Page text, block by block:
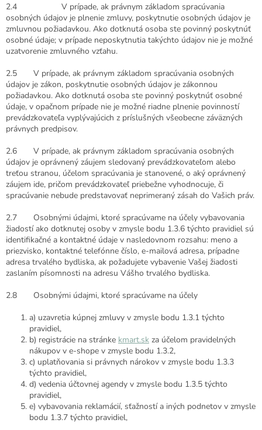
2.4 V prípade, ak právnym základom spracúvania
osobných údajov je plnenie zmluvy, poskytnutie osobných údajov je
zmluvnou požiadavkou. Ako dotknutá osoba ste povinný poskytnúť
osobné údaje; v prípade neposkytnutia takýchto údajov nie je možné
uzatvorenie zmluvného vzťahu.
2.5 V prípade, ak právnym základom spracúvania osobných
údajov je zákon, poskytnutie osobných údajov je zákonnou
požiadavkou. Ako dotknutá osoba ste povinný poskytnúť osobné
údaje, v opačnom prípade nie je možné riadne plnenie povinností
prevádzkovateľa vyplývajúcich z príslušných všeobecne záväzných
právnych predpisov.
2.6 V prípade, ak právnym základom spracúvania osobných
údajov je oprávnený záujem sledovaný prevádzkovateľom alebo
treťou stranou, účelom spracúvania je stanovené, o aký oprávnený
záujem ide, pričom prevádzkovateľ priebežne vyhodnocuje, či
spracúvanie nebude predstavovať neprimeraný zásah do Vašich práv.
2.7 Osobnými údajmi, ktoré spracúvame na účely vybavovania
žiadostí ako dotknutej osoby v zmysle bodu 1.3.6 týchto pravidiel sú
identifikačné a kontaktné údaje v nasledovnom rozsahu: meno a
priezvisko, kontaktné telefónne číslo, e-mailová adresa, prípadne
adresa trvalého bydliska, ak požadujete vybavenie Vašej žiadosti
zaslaním písomnosti na adresu Vášho trvalého bydliska.
2.8 Osobnými údajmi, ktoré spracúvame na účely
a) uzavretia kúpnej zmluvy v zmysle bodu 1.3.1 týchto
pravidiel,
b) registrácie na stránke kmart.sk za účelom pravidelných
nákupov v e-shope v zmysle bodu 1.3.2,
c) uplatňovania si právnych nárokov v zmysle bodu 1.3.3
týchto pravidiel,
d) vedenia účtovnej agendy v zmysle bodu 1.3.5 týchto
pravidiel,
e) vybavovania reklamácií, sťažností a iných podnetov v zmysle
bodu 1.3.7 týchto pravidiel,